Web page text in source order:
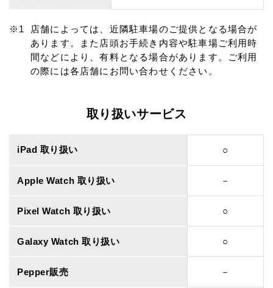
店舗によっては、近隣駐車場のご提供となる場合が
あります。また店頭お手続き内容や駐車場ご利用時
間などにより、有料となる場合があります。ご利用
の際には各店舗にお問い合わせください。
取り扱いサービス
iPad 取り扱い ○
Apple Watch 取り扱い －
Pixel Watch 取り扱い ○
Galaxy Watch 取り扱い ○
Pepper販売 －